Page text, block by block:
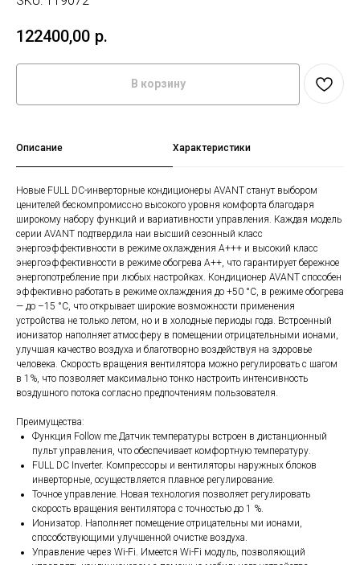
122400,00 р.
В корзину
Описание Характеристики
Новые FULL DC-инверторные кондиционеры AVANT станут выбором
ценителей бескомпромиссно высокого уровня комфорта благодаря
широкому набору функций и вариативности управления. Каждая модель
серии AVANT подтвердила наи высший сезонный класс
энергоэффективности в режиме охлаждения A+++ и высокий класс
энергоэффективности в режиме обогрева A++, что гарантирует бережное
энергопотребление при любых настройках. Кондиционер AVANT способен
эффективно работать в режиме охлаждения до +50 °C, в режиме обогрева
— до –15 °C, что открывает широкие возможности применения
устройства не только летом, но и в холодные периоды года. Встроенный
ионизатор наполняет атмосферу в помещении отрицательными ионами,
улучшая качество воздуха и благотворно воздействуя на здоровье
человека. Скорость вращения вентилятора можно регулировать с шагом
в 1%, что позволяет максимально тонко настроить интенсивность
воздушного потока согласно предпочтениям пользователя.
Преимущества:
Функция Follow me.Датчик температуры встроен в дистанционный
пульт управления, что обеспечивает комфортную температуру.
FULL DC Inverter. Компрессоры и вентиляторы наружных блоков
инверторные, осуществляется плавное регулирование.
Точное управление. Новая технология позволяет регулировать
скорость вращения вентилятора с точностью до 1 %.
Ионизатор. Наполняет помещение отрицательны ми ионами,
способствующими улучшенной очистке воздуха.
Управление через Wi-Fi. Имеется Wi-Fi модуль, позволяющий